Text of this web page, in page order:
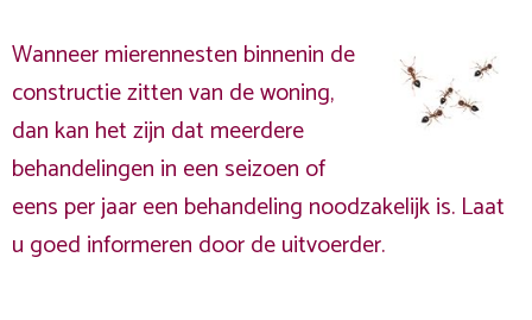
Wanneer mierennesten binnenin de
constructie zitten van de woning,
dan kan het zijn dat meerdere
behandelingen in een seizoen of
eens per jaar een behandeling noodzakelijk is. Laat
u goed informeren door de uitvoerder.